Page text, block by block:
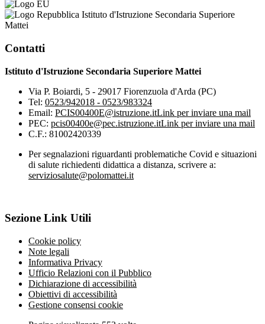
Istituto d'Istruzione Secondaria Superiore
Mattei
Contatti
Istituto d'Istruzione Secondaria Superiore Mattei
Via P. Boiardi, 5 - 29017 Fiorenzuola d'Arda (PC)
Tel: 0523/942018 - 0523/983324
Email: PCIS00400E@istruzione.itLink per inviare una mail
PEC: pcis00400e@pec.istruzione.itLink per inviare una mail
C.F.: 81002420339
Per segnalazioni riguardanti problematiche Covid e situazioni
di salute richiedenti didattica a distanza, scrivere a:
serviziosalute@polomattei.it
Sezione Link Utili
Cookie policy
Note legali
Informativa Privacy
Ufficio Relazioni con il Pubblico
Dichiarazione di accessibilità
Obiettivi di accessibilità
Gestione consensi cookie